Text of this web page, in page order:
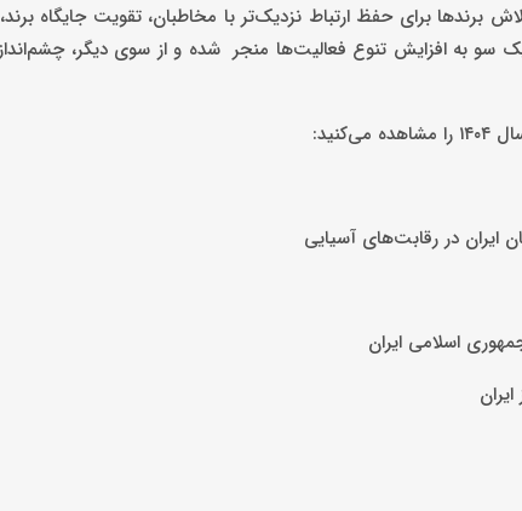
برای حفظ ارتباط نزدیک‌تر با مخاطبان، تقویت جایگاه
سو به افزایش تنوع فعالیت‌ها منجر شده و از سوی دیگر،
ایران در رقابت‌های آسیایی
‌اسلامی ‌ایران